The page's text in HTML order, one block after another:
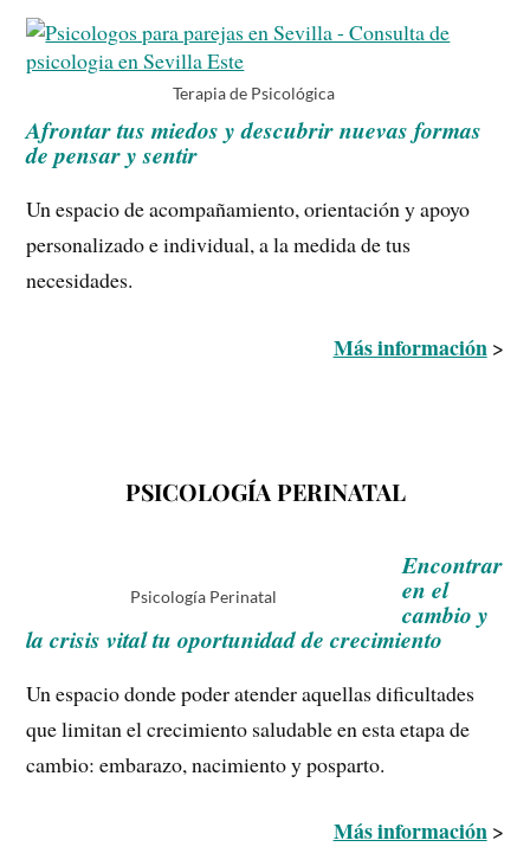
Terapia de Psicológica
Afrontar tus miedos y descubrir nuevas formas
de pensar y sentir
Un espacio de acompañamiento, orientación y apoyo
personalizado e individual, a la medida de tus
necesidades.
Más información >
PSICOLOGÍA PERINATAL
Psicología Perinatal
Encontrar
en el
cambio y
la crisis vital tu oportunidad de crecimiento
Un espacio donde poder atender aquellas dificultades
que limitan el crecimiento saludable en esta etapa de
cambio: embarazo, nacimiento y posparto.
Más información>